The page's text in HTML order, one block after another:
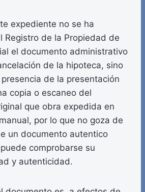
expediente no se ha
Registro de la Propiedad de
el documento administrativo
de la hipoteca, sino
de la presentación
copia o escaneo del
que obra expedida en
por lo que no goza de
un documento autentico
comprobarse su
y autenticidad.